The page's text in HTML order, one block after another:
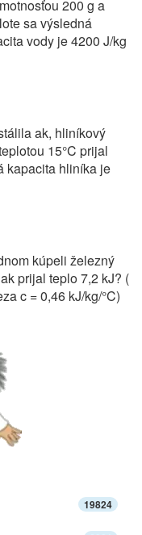
200 g a
sa výsledná
vody je 4200 J/kg
ak, hliníkový
15°C prijal
kapacita hliníka je
kúpeli železný
prijal teplo 7,2 kJ? (
c = 0,46 kJ/kg/°C)
19824